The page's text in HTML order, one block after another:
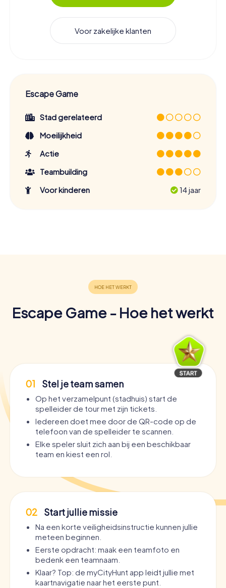
Voor zakelijke klanten
Escape Game
Stad gerelateerd
Moeilijkheid
Actie
Teambuilding
Voor kinderen
14 jaar
Escape Game - Hoe het werkt
01 Stel je team samen
Op het verzamelpunt (stadhuis) start de
spelleider de tour met zijn tickets.
Iedereen doet mee door de QR-code op de
telefoon van de spelleider te scannen.
Elke speler sluit zich aan bij een beschikbaar
team en kiest een rol.
02 Start jullie missie
Na een korte veiligheidsinstructie kunnen jullie
meteen beginnen.
Eerste opdracht: maak een teamfoto en
bedenk een teamnaam.
Klaar? Top: de myCityHunt app leidt jullie met
kaartnavigatie naar het eerste punt.